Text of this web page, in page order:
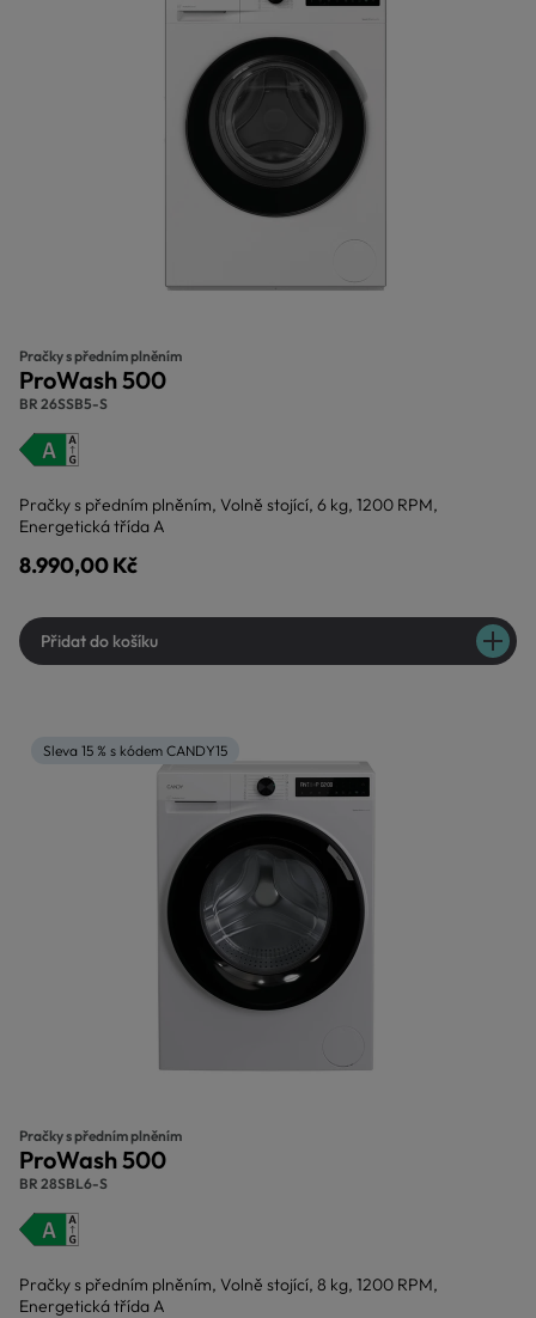
Pračky s předním plněním
ProWash 500
BR 26SSB5-S
Pračky s předním plněním, Volně stojící, 6 kg, 1200 RPM,
Energetická třída A
8.990,00 Kč
Přidat do košíku
Sleva 15 % s kódem CANDY15
Pračky s předním plněním
ProWash 500
BR 28SBL6-S
Pračky s předním plněním, Volně stojící, 8 kg, 1200 RPM,
Energetická třída A